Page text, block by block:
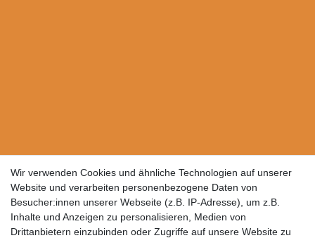
Wir verwenden Cookies und ähnliche Technologien auf unserer
Website und verarbeiten personenbezogene Daten von
Besucher:innen unserer Webseite (z.B. IP-Adresse), um z.B.
Inhalte und Anzeigen zu personalisieren, Medien von
Drittanbietern einzubinden oder Zugriffe auf unsere Website zu